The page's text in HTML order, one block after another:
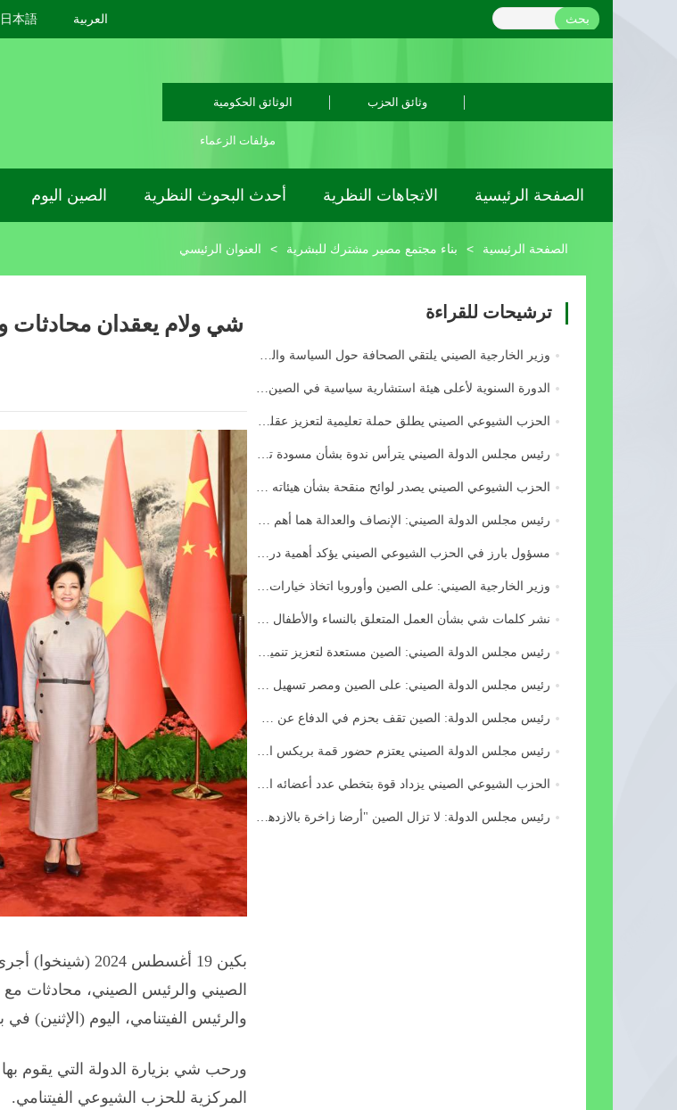
日本語 العربية بحث
الوثائق الحكومية وثائق الحزب
مؤلفات الزعماء
الصين اليوم أحدث البحوث النظرية الاتجاهات النظرية الصفحة الرئيسية
الصفحة الرئيسية > بناء مجتمع مصير مشترك للبشرية > العنوان الرئيسي
شي ولام يعقدان محادثات
بكين 19 أغسطس
الصيني والرئيس الصيني، محادثات مع
والرئيس الفيتنامي، اليوم (الإثنين) في
ورحب شي بزيارة الدولة التي يقوم بها
المركزية للحزب الشيوعي الفيتنامي.
ترشيحات للقراءة
وزير الخارجية الصيني يلتقي الصحافة حول السياسة والعلا...
الدورة السنوية لأعلى هيئة استشارية سياسية في الصين ستع...
الحزب الشيوعي الصيني يطلق حملة تعليمية لتعزيز عقلية ال...
رئيس مجلس الدولة الصيني يترأس ندوة بشأن مسودة تقرير عم...
الحزب الشيوعي الصيني يصدر لوائح منقحة بشأن هيئاته العا...
رئيس مجلس الدولة الصيني: الإنصاف والعدالة هما أهم قيمة ...
مسؤول بارز في الحزب الشيوعي الصيني يؤكد أهمية دراسة ال...
وزير الخارجية الصيني: على الصين وأوروبا اتخاذ خيارات ص...
نشر كلمات شي بشأن العمل المتعلق بالنساء والأطفال والأس...
رئيس مجلس الدولة الصيني: الصين مستعدة لتعزيز تنمية الت...
رئيس مجلس الدولة الصيني: على الصين ومصر تسهيل التجارة و...
رئيس مجلس الدولة: الصين تقف بحزم في الدفاع عن حقوقها وا...
رئيس مجلس الدولة الصيني يعتزم حضور قمة بريكس الـ17 في ال...
الحزب الشيوعي الصيني يزداد قوة بتخطي عدد أعضائه الـ100 م...
رئيس مجلس الدولة: لا تزال الصين "أرضا زاخرة بالازدهار" ف...